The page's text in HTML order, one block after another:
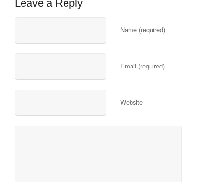
Leave a Reply
Name (required)
Email (required)
Website